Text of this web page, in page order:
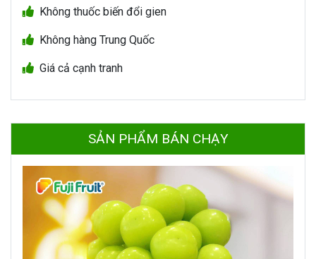
Không thuốc biến đổi gien
Không hàng Trung Quốc
Giá cả cạnh tranh
SẢN PHẨM BÁN CHẠY